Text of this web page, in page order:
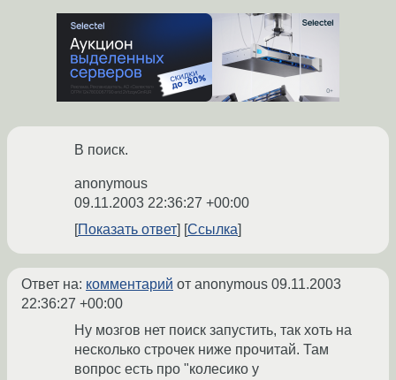
В поиск.
anonymous
09.11.2003 22:36:27 +00:00
Показать ответ
Ссылка
Ответ на: комментарий от anonymous 09.11.2003
22:36:27 +00:00
Ну мозгов нет поиск запустить, так хоть на
несколько строчек ниже прочитай. Там
вопрос есть про "колесико у